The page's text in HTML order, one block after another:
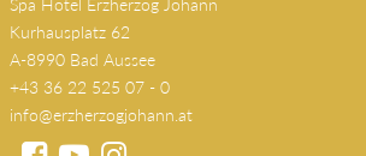
Spa Hotel Erzherzog Johann
Kurhausplatz 62
A-8990 Bad Aussee
+43 36 22 525 07 - 0
info@erzherzogjohann.at